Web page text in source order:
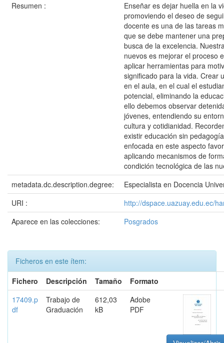
Resumen :
Enseñar es dejar huella en la
promoviendo el deseo de
docente es una de las tareas
que se debe mantener una
busca de la excelencia.
nuevos es mejorar el proceso
aplicar herramientas para
significado para la vida. Crear
en el aula, en el cual el
potencial, eliminando la
ello debemos observar
jóvenes, entendiendo su
cultura y cotidianidad.
existir educación sin
enfocada en este aspecto
aplicando mecanismos de
condición tecnológica de las
metadata.dc.description.degree:
Especialista en Docencia
URI :
http://dspace.uazuay.edu.ec/
Aparece en las colecciones:
Posgrados
Ficheros en este ítem:
Fichero
Descripción Tamaño
Formato
17409.p
df
Trabajo de
Graduación
612,03
kB
Adobe
PDF